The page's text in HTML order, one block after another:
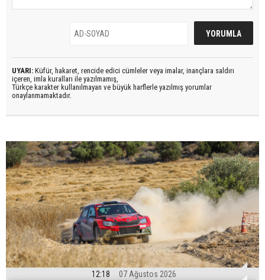
UYARI: Küfür, hakaret, rencide edici cümleler veya imalar, inançlara saldırı
içeren, imla kuralları ile yazılmamış,
Türkçe karakter kullanılmayan ve büyük harflerle yazılmış yorumlar
onaylanmamaktadır.
12:18 07 Ağustos 2026